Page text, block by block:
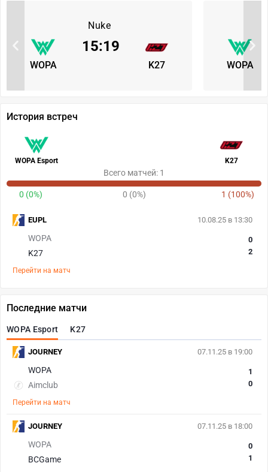
Nuke
WOPA K27
15:19
WOPA
История встреч
WOPA Esport K27
Всего матчей: 1
0 (0%) 0 (0%) 1 (100%)
10.08.25 в 13:30
WOPA
K27
0
2
Перейти на матч
EUPL
Последние матчи
WOPA Esport K27
07.11.25 в 19:00
WOPA
Aimclub
1
0
Перейти на матч
JOURNEY
07.11.25 в 18:00
WOPA
BCGame
0
1
JOURNEY